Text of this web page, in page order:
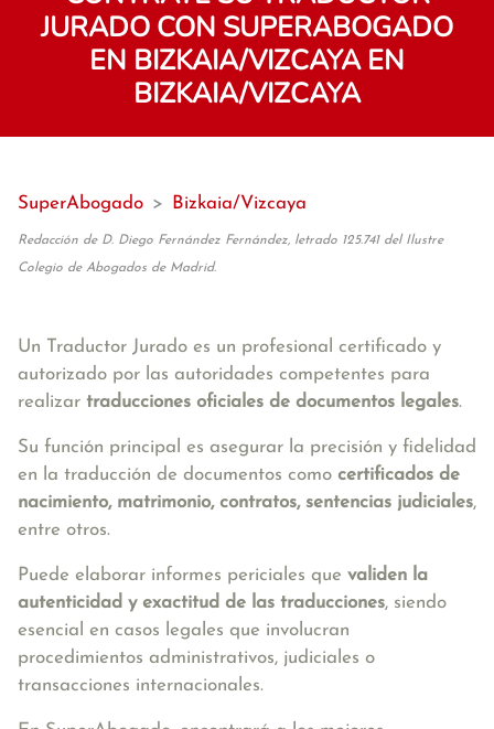
JURADO CON SUPERABOGADO
EN BIZKAIA/VIZCAYA EN
BIZKAIA/VIZCAYA
SuperAbogado > Bizkaia/Vizcaya
Redacción de D. Diego Fernández Fernández, letrado 125.741 del Ilustre
Colegio de Abogados de Madrid.
Un Traductor Jurado es un profesional certificado y
autorizado por las autoridades competentes para
realizar traducciones oficiales de documentos legales.
Su función principal es asegurar la precisión y fidelidad
en la traducción de documentos como certificados de
nacimiento, matrimonio, contratos, sentencias judiciales,
entre otros.
Puede elaborar informes periciales que validen la
autenticidad y exactitud de las traducciones, siendo
esencial en casos legales que involucran
procedimientos administrativos, judiciales o
transacciones internacionales.